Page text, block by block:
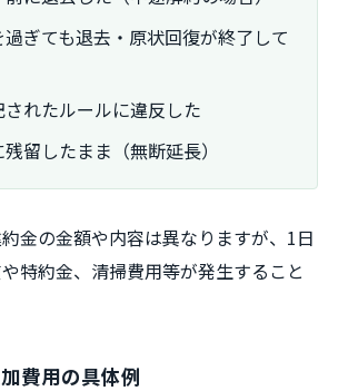
ぎても退去・原状回復が終了して
れたルールに違反した
留したまま（無断延長）
金の金額や内容は異なりますが、1日
特約金、清掃費用等が発生すること
費用の具体例